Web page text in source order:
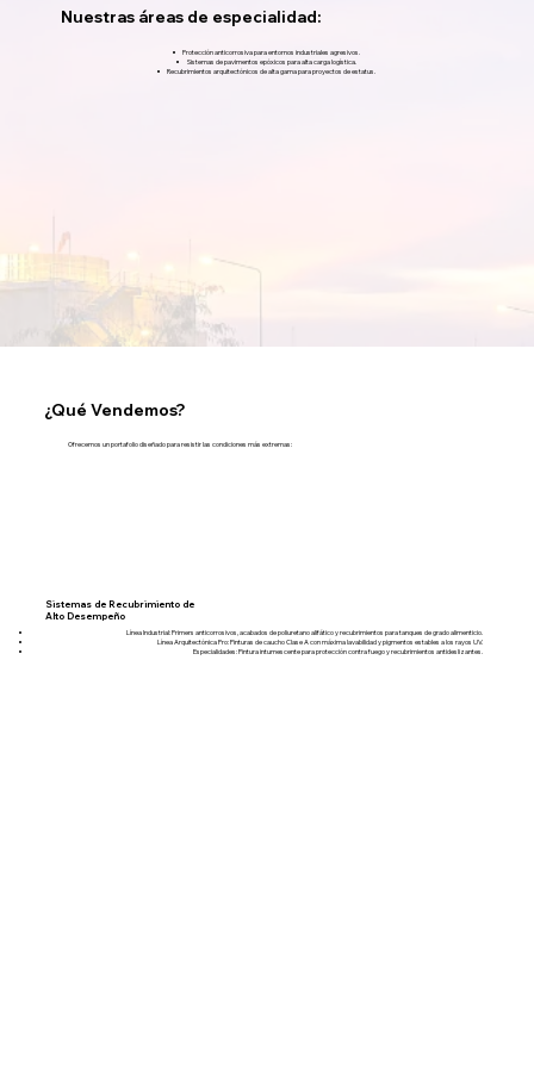
Nuestras áreas de especialidad:
Protección anticorrosiva para entornos industriales agresivos.
Sistemas de pavimentos epóxicos para alta carga logística.
Recubrimientos arquitectónicos de alta gama para proyectos de estatus.
¿Qué Vendemos?
Ofrecemos un portafolio diseñado para resistir las condiciones más extremas:
Sistemas de Recubrimiento de
Alto Desempeño
Línea Industrial: Primers anticorrosivos, acabados de poliuretano alifático y recubrimientos para tanques de grado alimenticio.
Línea Arquitectónica Pro: Pinturas de caucho Clase A con máxima lavabilidad y pigmentos estables a los rayos UV.
Especialidades: Pintura intumescente para protección contra fuego y recubrimientos antideslizantes.